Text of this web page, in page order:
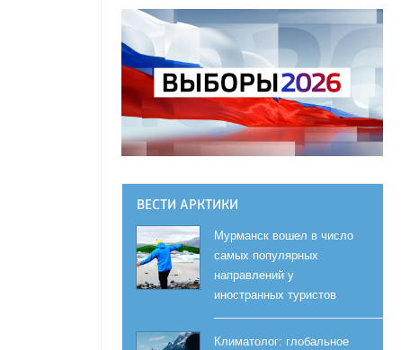
ВЕСТИ АРКТИКИ
Мурманск вошел в число
самых популярных
направлений у
иностранных туристов
Климатолог: глобальное